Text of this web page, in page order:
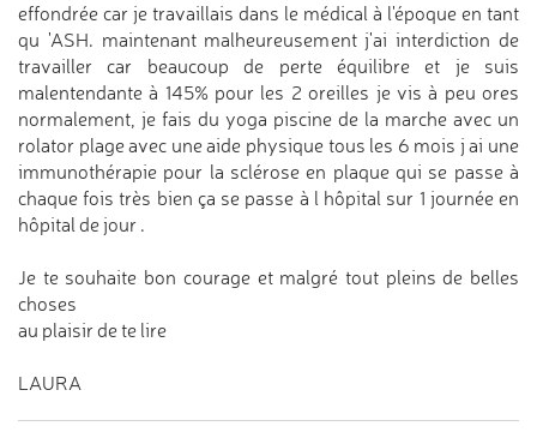
effondrée car je travaillais dans le médical à l'époque en tant
qu 'ASH. maintenant malheureusement j'ai interdiction de
travailler car beaucoup de perte équilibre et je suis
malentendante à 145% pour les 2 oreilles je vis à peu ores
normalement, je fais du yoga piscine de la marche avec un
rolator plage avec une aide physique tous les 6 mois j ai une
immunothérapie pour la sclérose en plaque qui se passe à
chaque fois très bien ça se passe à l hôpital sur 1 journée en
hôpital de jour .
Je te souhaite bon courage et malgré tout pleins de belles
choses
au plaisir de te lire
LAURA